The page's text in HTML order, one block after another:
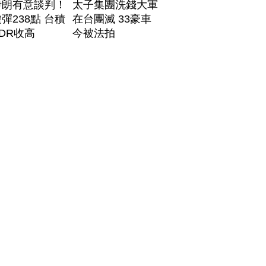
有意談判！
238點 台積
收高
太子集團洗錢大軍
在台團滅 33豪車
今被法拍